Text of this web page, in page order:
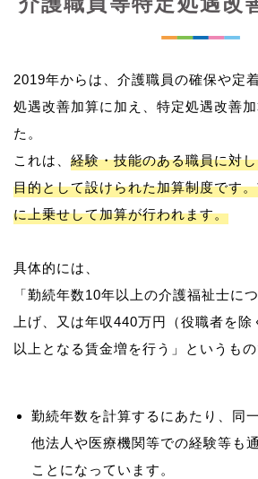
2019年からは、介護職員の確保や定
処遇改善加算に加え、特定処遇改善
た。
これは、 経験・技能のある職員に対
目的として設けられた加算制度です
に上乗せして加算が行われます。
具体的には、
「勤続年数10年以上の介護福祉士に
上げ、又は年収440万円（役職者を除
勤続年数を計算するにあたり、同
他法人や医療機関等での経験等も
ことになっています。